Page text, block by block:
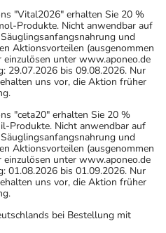
"Vital2026" erhalten Sie 20 %
Produkte. Nicht anwendbar auf
und
Aktionsvorteilen (ausgenommen
unter www.aponeo.de
29.07.2026 bis 09.08.2026. Nur
uns vor, die Aktion früher
"ceta20" erhalten Sie 20 %
Produkte. Nicht anwendbar auf
und
Aktionsvorteilen (ausgenommen
unter www.aponeo.de
01.08.2026 bis 01.09.2026. Nur
uns vor, die Aktion früher
bei Bestellung mit